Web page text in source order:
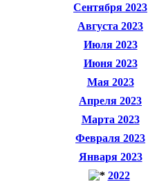
Сентября 2023
Августа 2023
Июля 2023
Июня 2023
Мая 2023
Апреля 2023
Марта 2023
Февраля 2023
Января 2023
2022